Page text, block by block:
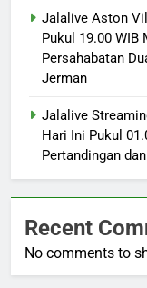
Jalalive Aston
Pukul 19.00 WIB
Persahabatan
Jerman
Jalalive
Hari Ini Pukul
Pertandingan
Recent
No comments to